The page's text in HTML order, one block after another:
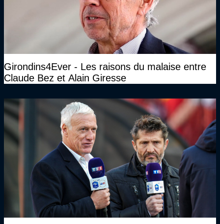
Girondins4Ever - Les raisons du malaise entre
Claude Bez et Alain Giresse